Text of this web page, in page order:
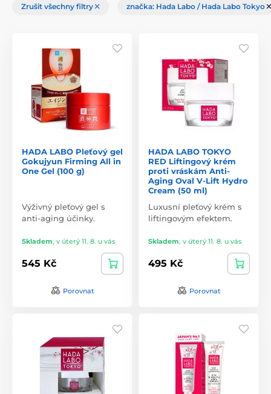
Zrušit všechny filtry značka: Hada Labo / Hada Labo Tokyo
HADA LABO Pleťový gel
Gokujyun Firming All in
One Gel (100 g)
Výživný pleťový gel s
anti-aging účinky.
Skladem, v úterý 11. 8. u vás
545 Kč
Porovnat
HADA LABO TOKYO
RED Liftingový krém
proti vráskám Anti-
Aging Oval V-Lift Hydro
Cream (50 ml)
Luxusní pleťový krém s
liftingovým efektem.
Skladem, v úterý 11. 8. u vás
495 Kč
Porovnat